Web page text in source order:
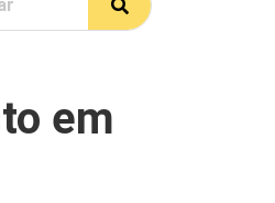
em